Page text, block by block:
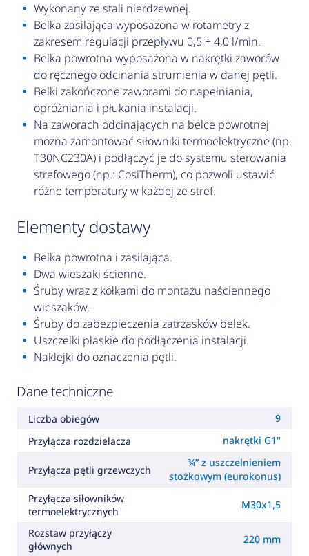
Wykonany ze stali nierdzewnej.
Belka zasilająca wyposażona w rotametry z
zakresem regulacji przepływu 0,5 ÷ 4,0 l/min.
Belka powrotna wyposażona w nakrętki zaworów
do ręcznego odcinania strumienia w danej pętli.
Belki zakończone zaworami do napełniania,
opróżniania i płukania instalacji.
Na zaworach odcinających na belce powrotnej
można zamontować siłowniki termoelektryczne (np.
T30NC230A) i podłączyć je do systemu sterowania
strefowego (np.: CosiTherm), co pozwoli ustawić
różne temperatury w każdej ze stref.
elementy dostawy
Belka powrotna i zasilająca.
Dwa wieszaki ścienne.
Śruby wraz z kołkami do montażu naściennego
wieszaków.
Śruby do zabezpieczenia zatrzasków belek.
Uszczelki płaskie do podłączenia instalacji.
Naklejki do oznaczenia pętli.
Dane techniczne
Liczba obiegów
9
Przyłącza rozdzielacza
nakrętki G1"
Przyłącza pętli grzewczych
¾” z uszczelnieniem
stożkowym (eurokonus)
Przyłącza siłowników
termoelektrycznych
M30x1,5
Rozstaw przyłączy
głównych
220 mm